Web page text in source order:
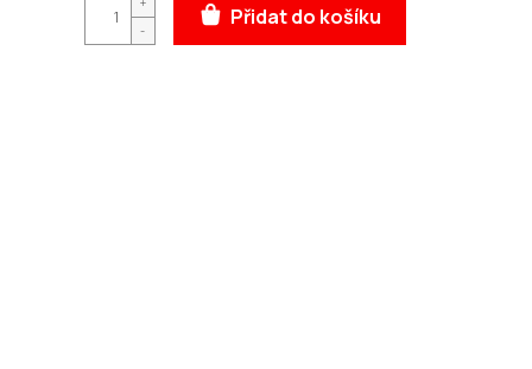
Přidat do košíku